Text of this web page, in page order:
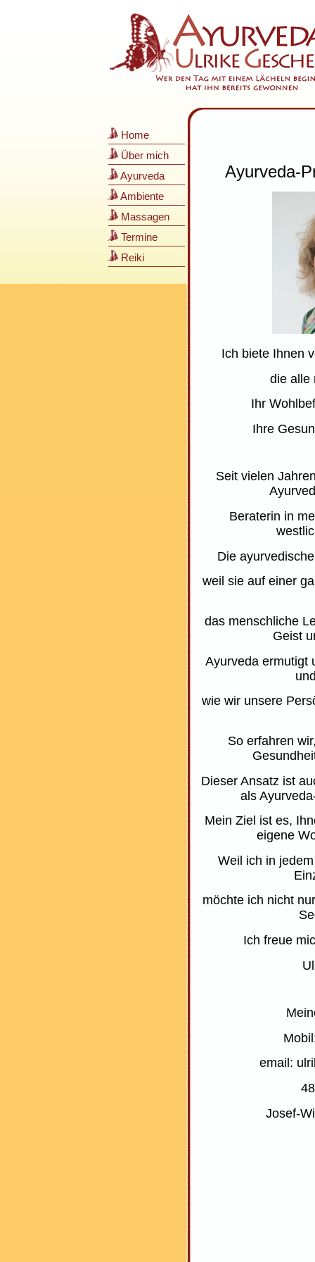
Home
Über mich
Ayurveda
Ambiente
Massagen
Termine
Reiki
Ayurveda-
Ich biete Ihnen
die alle
Ihr
Ihre
Seit vielen
Beraterin in
Die
weil sie auf einer
das menschliche
Geist
Ayurveda ermutigt
wie wir unsere
So erfahren
Dieser Ansatz ist
als
Mein Ziel ist es,
eigene
Weil ich in
möchte ich nicht
Ich freue
email:
Josef-